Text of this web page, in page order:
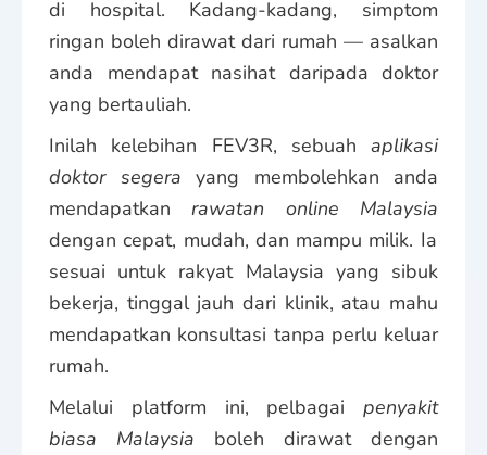
di hospital. Kadang-kadang, simptom
ringan boleh dirawat dari rumah — asalkan
anda mendapat nasihat daripada doktor
yang bertauliah.
Inilah kelebihan FEV3R, sebuah aplikasi
doktor segera yang membolehkan anda
mendapatkanrawatan online Malaysia
dengan cepat, mudah, dan mampu milik. Ia
sesuai untuk rakyat Malaysia yang sibuk
bekerja, tinggal jauh dari klinik, atau mahu
mendapatkan konsultasi tanpa perlu keluar
rumah.
Melalui platform ini, pelbagai penyakit
biasa Malaysia boleh dirawat dengan